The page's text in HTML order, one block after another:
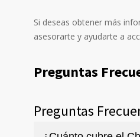
Si deseas obtener más
asesorarte y ayudarte a
Preguntas
Preguntas